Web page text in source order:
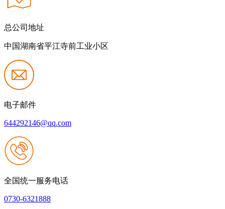
总公司地址
中国湖南省平江寺前工业小区
电子邮件
644292146@qq.com
全国统一服务电话
0730-6321888